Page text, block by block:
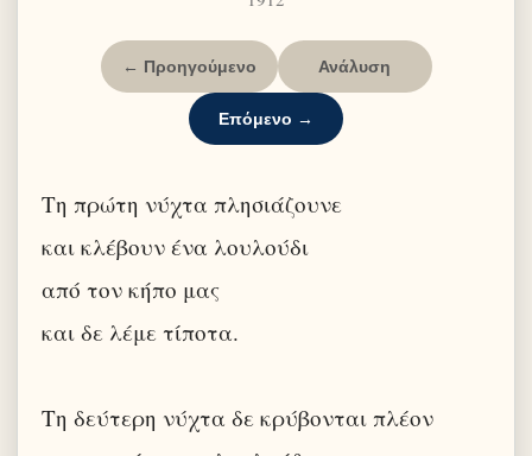
← Προηγούμενο Ανάλυση
Επόμενο →
Τη πρώτη νύχτα πλησιάζουνε
και κλέβουν ένα λουλούδι
από τον κήπο μας
και δε λέμε τίποτα.
Τη δεύτερη νύχτα δε κρύβονται πλέον